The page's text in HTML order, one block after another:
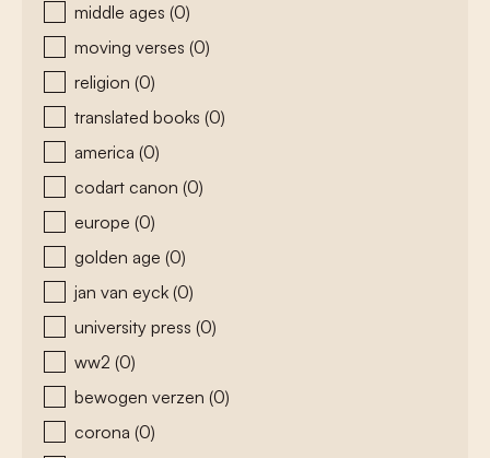
middle ages (0)
moving verses (0)
religion (0)
translated books (0)
america (0)
codart canon (0)
europe (0)
golden age (0)
jan van eyck (0)
university press (0)
ww2 (0)
bewogen verzen (0)
corona (0)